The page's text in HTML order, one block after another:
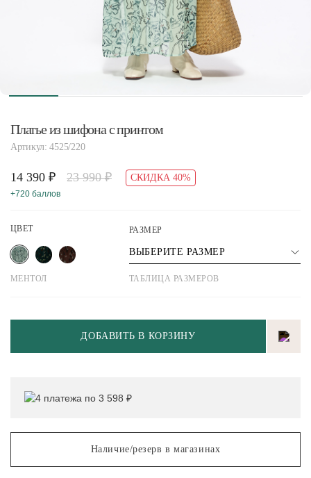
Платье из шифона с принтом
Артикул: 4525/220
14 390 ₽ 23 990 ₽ СКИДКА 40%
+720 баллов
ЦВЕТ
МЕНТОЛ
РАЗМЕР
ВЫБЕРИТЕ РАЗМЕР
ТАБЛИЦА РАЗМЕРОВ
ДОБАВИТЬ В КОРЗИНУ
4 платежа по 3 598 ₽
Наличие/резерв в магазинах